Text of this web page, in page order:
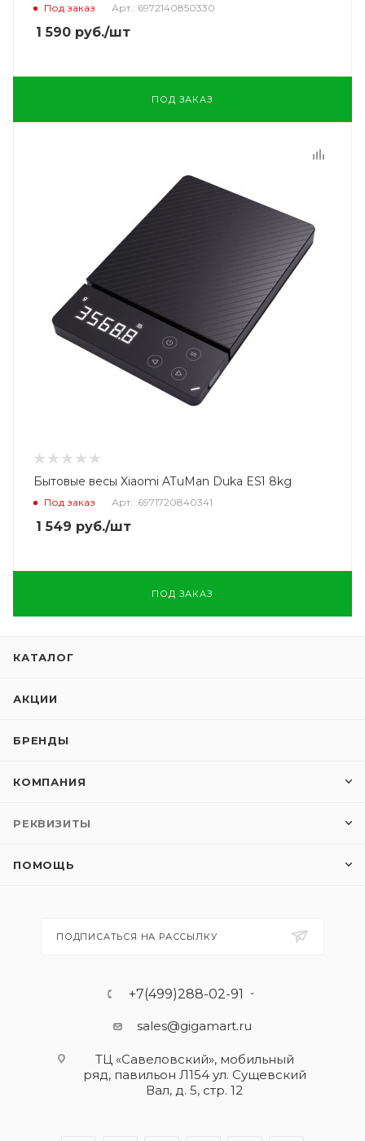
Под заказ Арт.: 6972140850330
1 590 руб./шт
ПОД ЗАКАЗ
Бытовые весы Xiaomi ATuMan Duka ES1 8kg
Под заказ Арт.: 6971720840341
1 549 руб./шт
ПОД ЗАКАЗ
КАТАЛОГ
АКЦИИ
БРЕНДЫ
КОМПАНИЯ
РЕКВИЗИТЫ
ПОМОЩЬ
ПОДПИСАТЬСЯ НА РАССЫЛКУ
+7(499)288-02-91
sales@gigamart.ru
ТЦ «Савеловский», мобильный
ряд, павильон Л154 ул. Сущевский
Вал, д. 5, стр. 12